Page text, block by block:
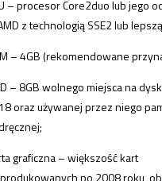
– procesor Core2duo lub jego
z technologią SSE2 lub
– 4GB (rekomendowane
– 8GB wolnego miejsca na
oraz używanej przez niego
graficzna – większość kart
po 2008 roku,